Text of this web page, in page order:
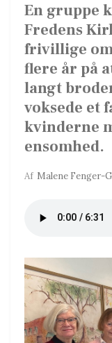
En gruppe
Fredens
frivillige
flere år på
langt
voksede et
kvinderne
ensomhed.
Af Malene Fenger-